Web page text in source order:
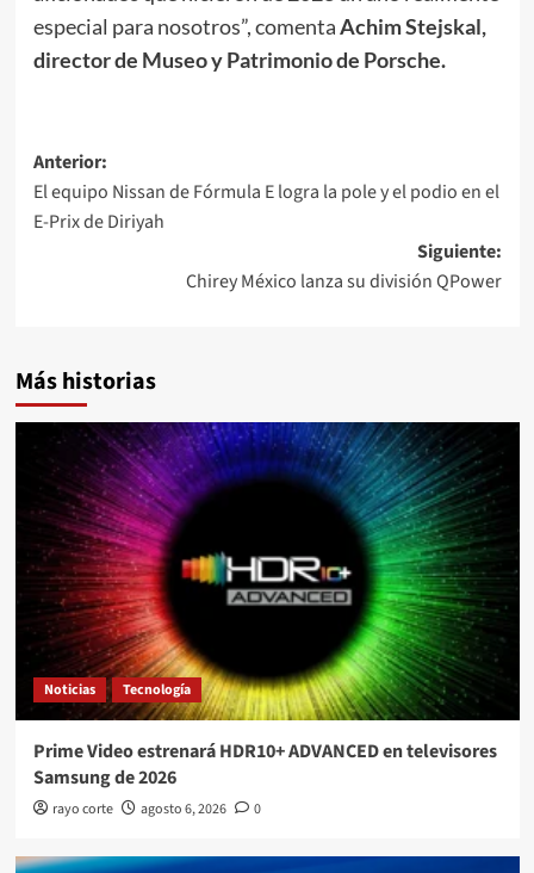
especial para nosotros”, comentaAchim Stejskal,
director de Museo y Patrimonio de Porsche.
Navegación
de
entradas
Anterior:
El equipo Nissan de Fórmula E logra la pole y el podio en el
E-Prix de Diriyah
Siguiente:
Chirey México lanza su división QPower
Más historias
Noticias Tecnología
Prime Video estrenará HDR10+ ADVANCED en televisores
Samsung de 2026
rayo corte agosto 6, 2026 0